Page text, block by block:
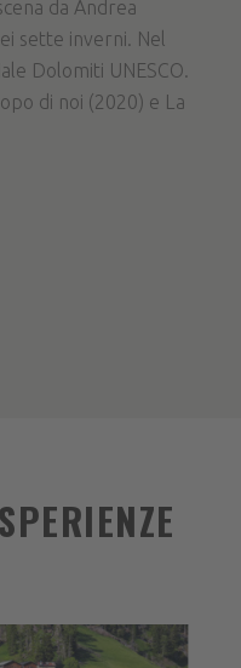
da Andrea
sette inverni. Nel
Dolomiti UNESCO.
di noi (2020) e La